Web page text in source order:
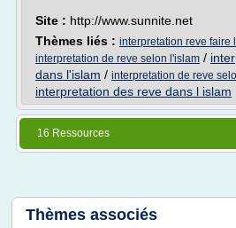
Site : http://www.sunnite.net
Thèmes liés : interpretation reve faire
interpretation de reve selon l'islam /
dans l'islam / interpretation de reve
interpretation des reve dans l islam
16 Ressources
Thèmes associés